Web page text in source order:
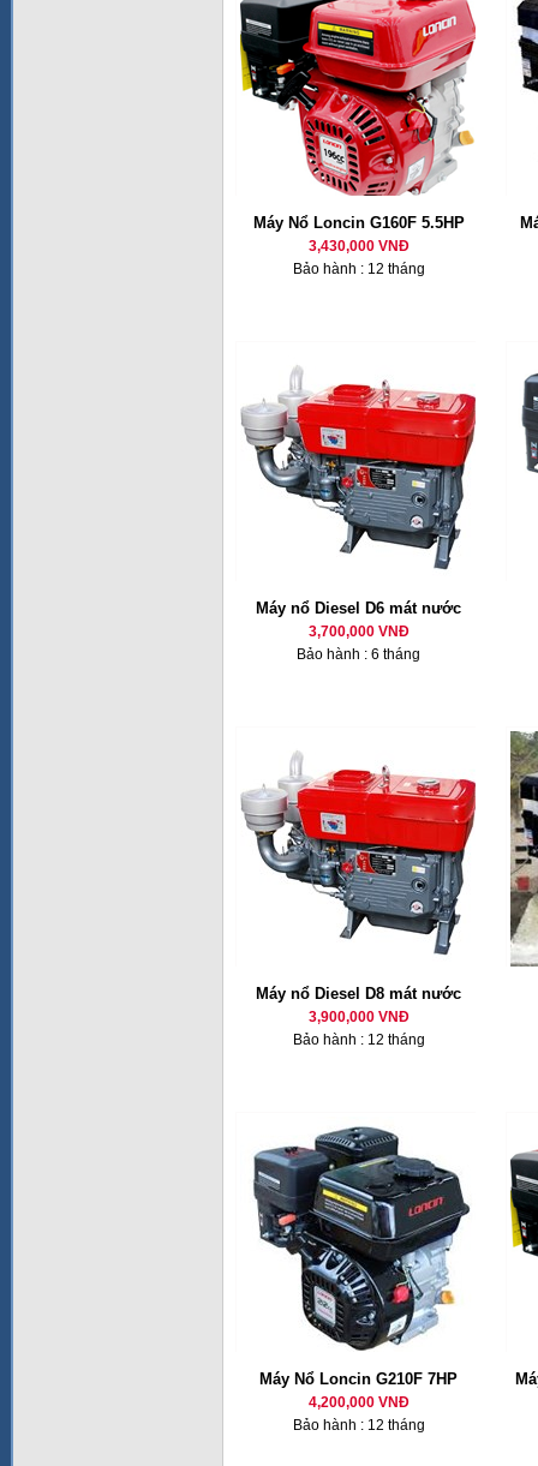
Máy Nổ Loncin G160F 5.5HP
3,430,000 VNĐ
Bảo hành : 12 tháng
Máy nổ Diesel D6 mát nước
3,700,000 VNĐ
Bảo hành : 6 tháng
Máy nổ Diesel D8 mát nước
3,900,000 VNĐ
Bảo hành : 12 tháng
Máy Nổ Loncin G210F 7HP
4,200,000 VNĐ
Bảo hành : 12 tháng